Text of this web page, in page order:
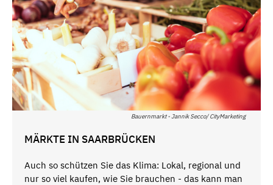
Bauernmarkt - Jannik Secco/ CityMarketing
MÄRKTE IN SAARBRÜCKEN
Auch so schützen Sie das Klima: Lokal, regional und
nur so viel kaufen, wie Sie brauchen - das kann man